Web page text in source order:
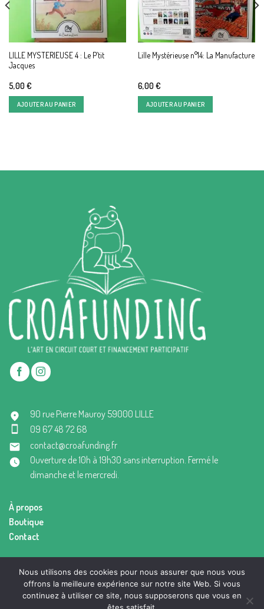
LILLE MYSTERIEUSE 4 : Le P’tit
Jacques
5,00€
AJOUTER AU PANIER
Lille Mystérieuse n°14: La Manufacture
6,00€
AJOUTER AU PANIER
90 rue Pierre Mauroy 59000 LILLE
09 67 48 72 68
contact@croafunding.fr
Ouverture de 10h à 19h30 sans interruption. Fermé le
dimanche et le mercredi.
À propos
Boutique
Contact
Mentions légales
Conditions générales de vente
Nous utilisons des cookies pour nous assurer que nous vous
offrons la meilleure expérience sur notre site Web. Si vous
continuez à utiliser ce site, nous supposerons que vous en
êtes satisfait.